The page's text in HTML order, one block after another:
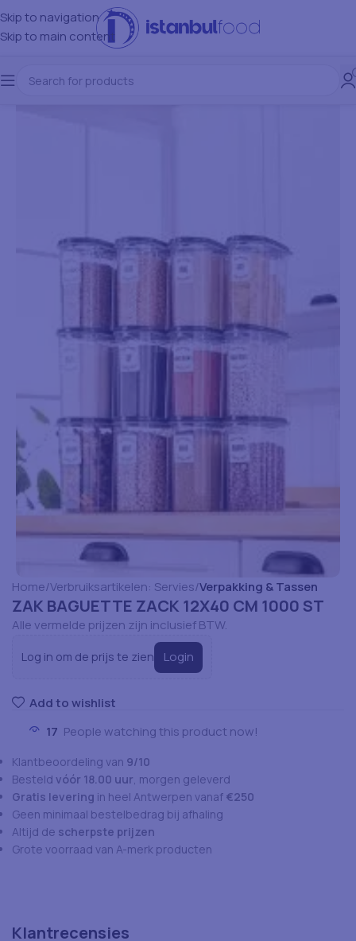
Skip to navigation
Skip to main content
Home Verbruiksartikelen: Servies Verpakking & Tassen
ZAK BAGUETTE ZACK 12X40 CM 1000 ST
Alle vermelde prijzen zijn inclusief BTW.
Log in om de prijs te zien Login
Add to wishlist
17 People watching this product now!
Klantbeoordeling van 9/10
Besteld vóór 18.00 uur , morgen geleverd
Gratis levering in heel Antwerpen vanaf €250
Geen minimaal bestelbedrag bij afhaling
Altijd de scherpste prijzen
Grote voorraad van A-merk producten
Klantrecensies